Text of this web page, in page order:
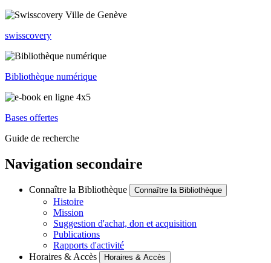
swisscovery
Bibliothèque numérique
Bases offertes
Guide de recherche
Navigation secondaire
Connaître la Bibliothèque Connaître la Bibliothèque
Histoire
Mission
Suggestion d'achat, don et acquisition
Publications
Rapports d'activité
Horaires & Accès
Horaires & Accès